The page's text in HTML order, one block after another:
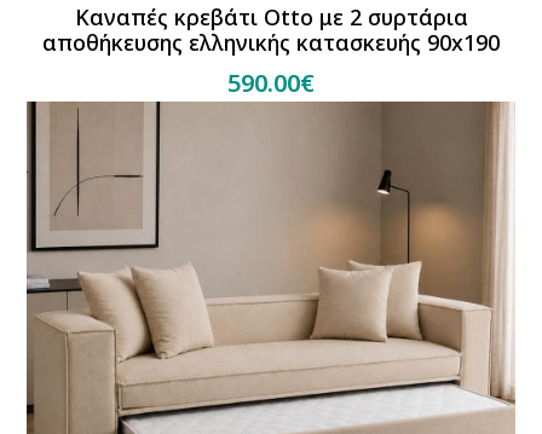
Καναπές κρεβάτι Otto με 2 συρτάρια
αποθήκευσης ελληνικής κατασκευής 90x190
590.00€